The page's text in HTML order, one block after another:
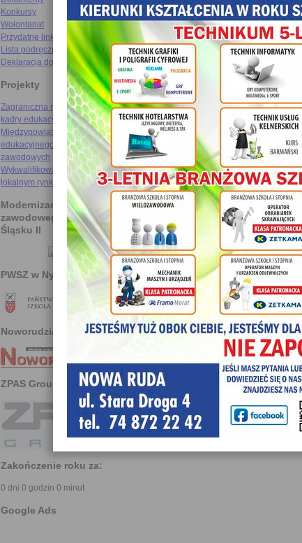
Konkursy
Wolontariat
Przydatne linki
Lista podręczników
Deklaracja dostępności
Projekty
Zagraniczna mobilność szkolnej
kadry edukacyjnej
Międzypowiatowa droga do
edukacyjnego sukcesu szkół
zawodowych
Wykwalifikowani rzemieślnicy na
lokalnym rynku pracy
Modernizacja kształcenia
zawodowego na Dolnym
Śląsku II
PWSZ w Nysie
Noworudzianin
ZPAS Group
Zakończenie roku za:
0 dni 0 godzin 0 minut
Google Ads